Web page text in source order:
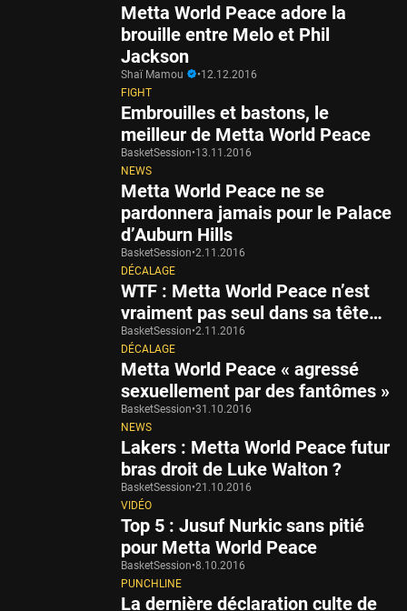
Metta World Peace adore la
brouille entre Melo et Phil
Jackson
Shaï Mamou •12.12.2016
FIGHT
Embrouilles et bastons, le
meilleur de Metta World Peace
BasketSession•13.11.2016
NEWS
Metta World Peace ne se
pardonnera jamais pour le Palace
d’Auburn Hills
BasketSession•2.11.2016
DÉCALAGE
WTF : Metta World Peace n’est
vraiment pas seul dans sa tête…
BasketSession•2.11.2016
DÉCALAGE
Metta World Peace « agressé
sexuellement par des fantômes »
BasketSession•31.10.2016
NEWS
Lakers : Metta World Peace futur
bras droit de Luke Walton ?
BasketSession•21.10.2016
VIDÉO
Top 5 : Jusuf Nurkic sans pitié
pour Metta World Peace
BasketSession•8.10.2016
PUNCHLINE
La dernière déclaration culte de